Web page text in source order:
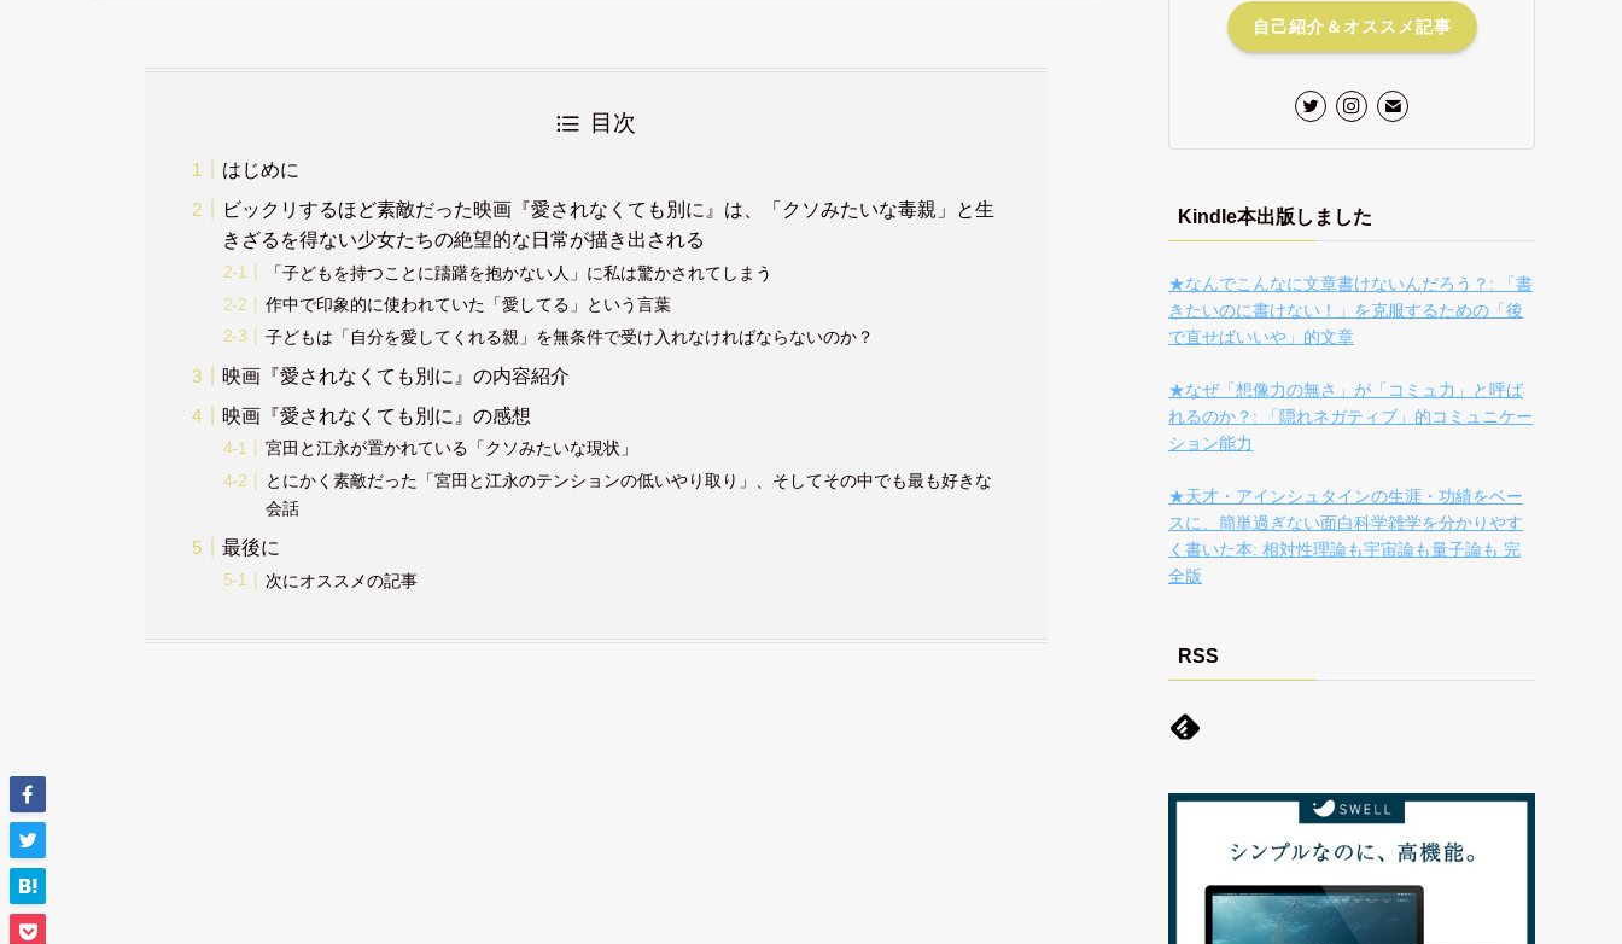
目次
はじめに
ビックリするほど素敵だった映画『愛されなくても別に』は、「クソみたいな毒親」と生
きざるを得ない少女たちの絶望的な日常が描き出される
「子どもを持つことに躊躇を抱かない人」に私は驚かされてしまう
作中で印象的に使われていた「愛してる」という言葉
子どもは「自分を愛してくれる親」を無条件で受け入れなければならないのか？
映画『愛されなくても別に』の内容紹介
映画『愛されなくても別に』の感想
宮田と江永が置かれている「クソみたいな現状」
とにかく素敵だった「宮田と江永のテンションの低いやり取り」、そしてその中でも最も好きな
会話
最後に
次にオススメの記事
自己紹介＆オススメ記事
Kindle本出版しました
★なんでこんなに文章書けないんだろう？: 「書
きたいのに書けない！」を克服するための「後
で直せばいいや」的文章
★なぜ「想像力の無さ」が「コミュ力」と呼ば
れるのか？: 「隠れネガティブ」的コミュニケー
ション能力
★天才・アインシュタインの生涯・功績をベー
スに、簡単過ぎない面白科学雑学を分かりやす
く書いた本: 相対性理論も宇宙論も量子論も 完
全版
RSS